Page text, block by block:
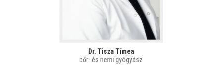
Dr. Tisza Tímea
bőr- és nemi gyógyász